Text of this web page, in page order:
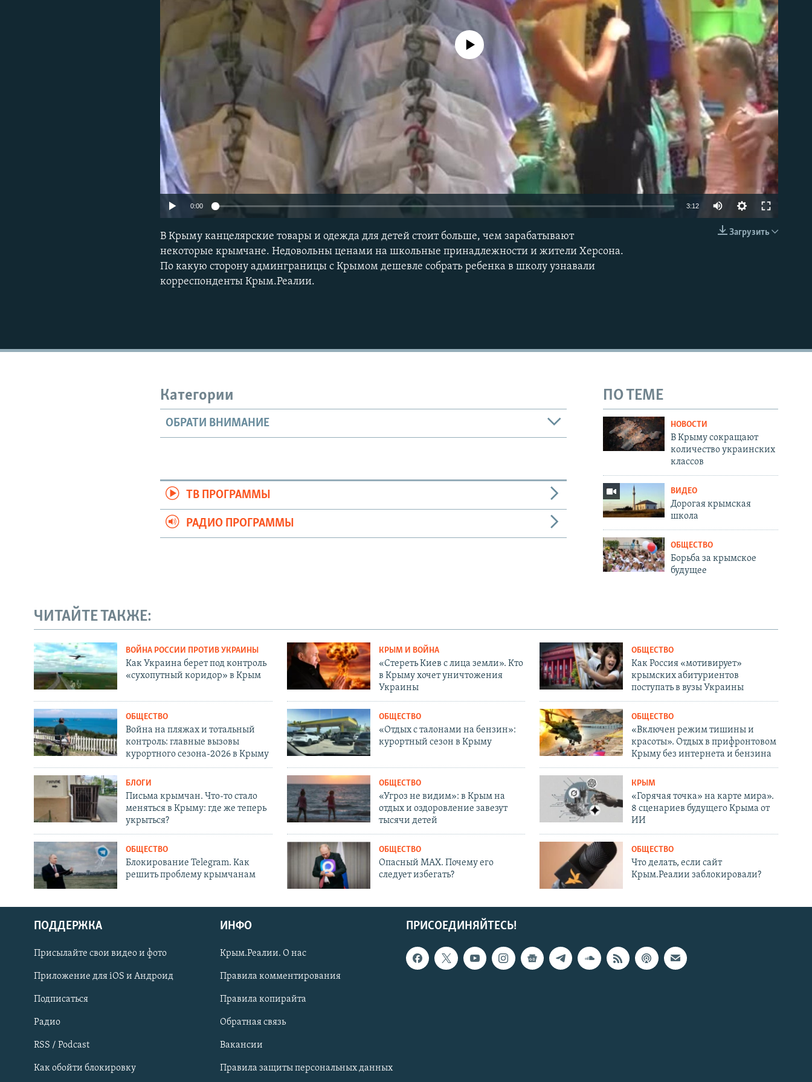
Українською
Qırımtatar
ПРИСОЕДИНЯЙТЕСЬ!
EMBED
No media source currently available
0:00 3:12
Загрузить
В Крыму канцелярские товары и одежда для детей стоит больше, чем зарабатывают
некоторые крымчане. Недовольны ценами на школьные принадлежности и жители Херсона.
По какую сторону админграницы с Крымом дешевле собрать ребенка в школу узнавали
корреспонденты Крым.Реалии.
ПО ТЕМЕ
НОВОСТИ
В Крыму сокращают
количество украинских
классов
ВИДЕО
Дорогая крымская
школа
ОБЩЕСТВО
Борьба за крымское
будущее
Категории
ОБРАТИ ВНИМАНИЕ
ТВ ПРОГРАММЫ
РАДИО ПРОГРАММЫ
ЧИТАЙТЕ ТАКЖЕ:
ВОЙНА РОССИИ ПРОТИВ УКРАИНЫ
Как Украина берет под контроль
«сухопутный коридор» в Крым
КРЫМ И ВОЙНА
«Стереть Киев с лица земли». Кто
в Крыму хочет уничтожения
Украины
ОБЩЕСТВО
Как Россия «мотивирует»
крымских абитуриентов
поступать в вузы Украины
ОБЩЕСТВО
Война на пляжах и тотальный
контроль: главные вызовы
курортного сезона-2026 в Крыму
ОБЩЕСТВО
«Отдых с талонами на бензин»:
курортный сезон в Крыму
ОБЩЕСТВО
«Включен режим тишины и
красоты». Отдых в прифронтовом
Крыму без интернета и бензина
БЛОГИ
Письма крымчан. Что-то стало
меняться в Крыму: где же теперь
укрыться?
ОБЩЕСТВО
«Угроз не видим»: в Крым на
отдых и оздоровление завезут
тысячи детей
КРЫМ
«Горячая точка» на карте мира».
8 сценариев будущего Крыма от
ИИ
ОБЩЕСТВО
Блокирование Telegram. Как
решить проблему крымчанам
ОБЩЕСТВО
Опасный MAX. Почему его
следует избегать?
ОБЩЕСТВО
Что делать, если сайт
Крым.Реалии заблокировали?
ПРИСОЕДИНЯЙТЕСЬ!
ПОДДЕРЖКА
Присылайте свои видео и фото
Приложение для iOS и Андроид
Подписаться
Радио
RSS / Podcast
Как обойти блокировку
ИНФО
Крым.Реалии. О нас
Правила комментирования
Правила копирайта
Обратная связь
Вакансии
Правила защиты персональных данных